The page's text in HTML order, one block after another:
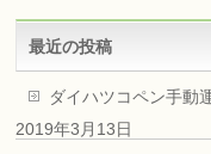
最近の投稿
ダイハツコペン手動
2019年3月13日